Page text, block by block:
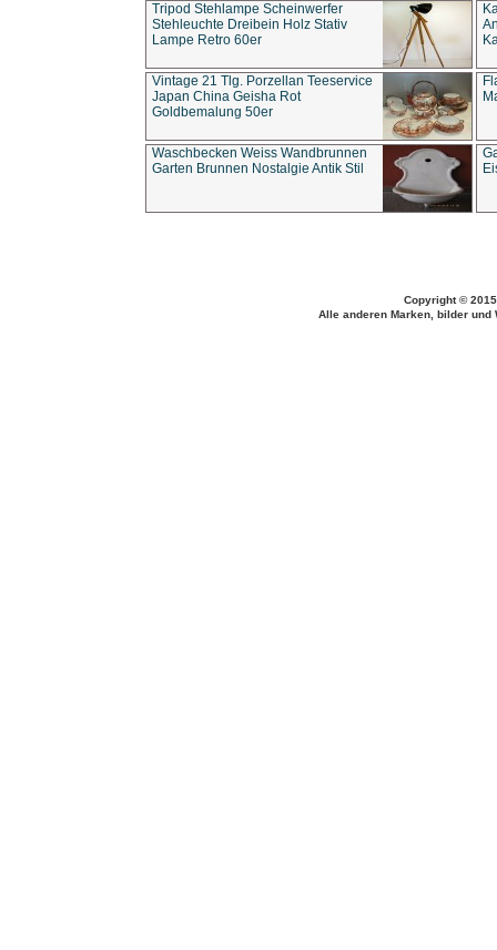
Tripod Stehlampe Scheinwerfer
Stehleuchte Dreibein Holz Stativ
Lampe Retro 60er
Vintage 21 Tlg. Porzellan Teeservice
Japan China Geisha Rot
Goldbemalung 50er
Waschbecken Weiss Wandbrunnen
Garten Brunnen Nostalgie Antik Stil
Copyright ©
Alle anderen Marken, bilder und